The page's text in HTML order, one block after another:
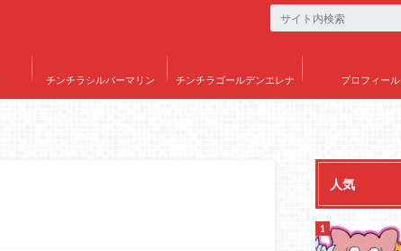
チンチラシルバーマリン チンチラゴールデンエレナ プロフィール
人気